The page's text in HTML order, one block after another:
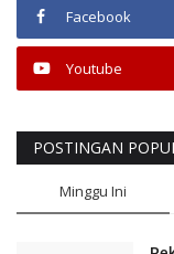
Facebook
Youtube
POSTINGAN
Minggu Ini